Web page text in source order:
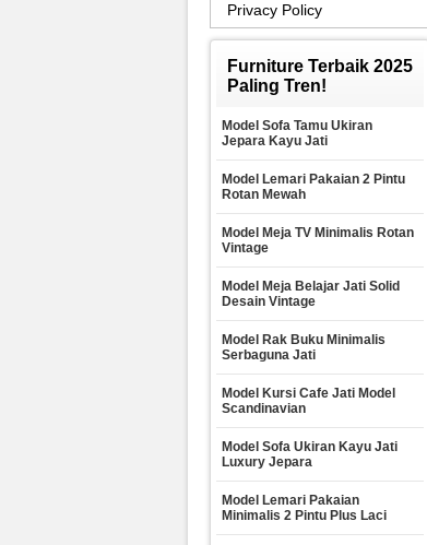
Privacy Policy
Furniture Terbaik 2025
Paling Tren!
Model Sofa Tamu Ukiran
Jepara Kayu Jati
Model Lemari Pakaian 2 Pintu
Rotan Mewah
Model Meja TV Minimalis Rotan
Vintage
Model Meja Belajar Jati Solid
Desain Vintage
Model Rak Buku Minimalis
Serbaguna Jati
Model Kursi Cafe Jati Model
Scandinavian
Model Sofa Ukiran Kayu Jati
Luxury Jepara
Model Lemari Pakaian
Minimalis 2 Pintu Plus Laci